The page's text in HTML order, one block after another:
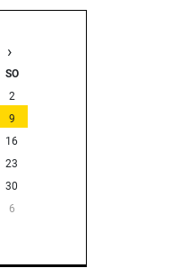
›
SO
2
9
16
23
30
6